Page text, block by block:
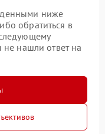
ниже
обратиться в
не нашли ответ на